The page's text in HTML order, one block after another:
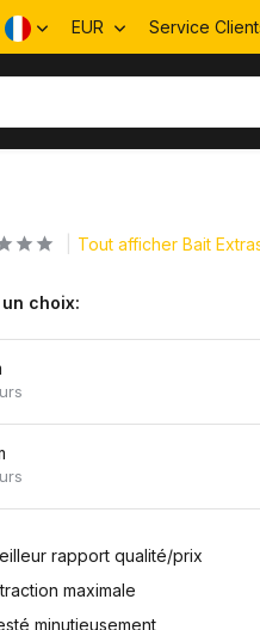
EUR Service
Tout afficher Bait
choix:
rapport qualité/prix
maximale
minutieusement